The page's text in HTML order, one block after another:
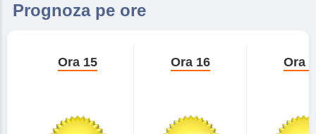
Prognoza pe ore
Ora 15 Ora 16 Ora